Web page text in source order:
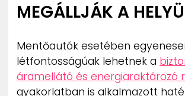
MEGÁLLJÁK A
Mentőautók esetében
létfontosságúak lehetnek a
áramellátó és energiaraktározó
gyakorlatban is alkalmazott